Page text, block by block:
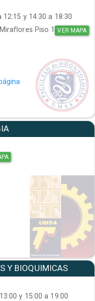
12:15 y 14:30 a 18:30
Piso 1 VER MAPA
Y BIOQUIMICAS
y 15:00 a 19:00